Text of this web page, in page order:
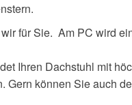
für Sie. Am PC wird
Ihren Dachstuhl mit
Gern können Sie auch